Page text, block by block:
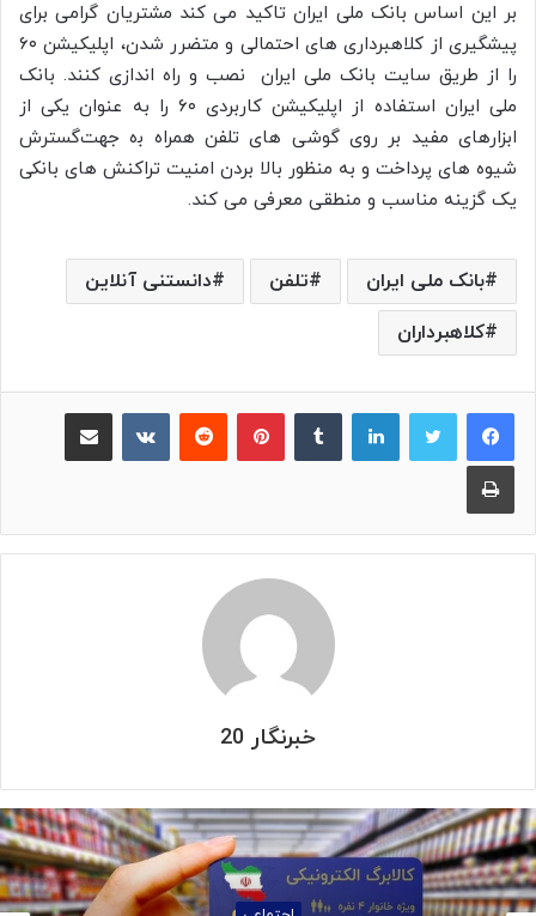
بر این اساس بانک ملی ایران تاکید می کند مشتریان گرامی برای
پیشگیری از کلاهبرداری های احتمالی و متضرر شدن، اپلیکیشن ۶۰
را از طریق سایت بانک ملی ایران نصب و راه اندازی کنند. بانک
ملی ایران اﺳﺘﻔﺎده از اپلیکیشن ﮐﺎرﺑﺮدی ۶۰ را ﺑﻪ ﻋﻨﻮان ﯾﮑﯽ از
اﺑﺰارﻫﺎی ﻣﻔﯿﺪ ﺑﺮ روی ﮔﻮﺷﯽ ﻫﺎی ﺗﻠﻔﻦ همراه ﺑه جهتﮔﺴﺘﺮش
ﺷﯿﻮه ﻫﺎی ﭘﺮداﺧﺖ و به منظور ﺑﺎﻻ ﺑﺮدن اﻣﻨﯿﺖ تراکنش های ﺑﺎﻧﮑﯽ
ﯾﮏ ﮔﺰﯾﻨﻪ ﻣﻨﺎﺳﺐ و ﻣﻨﻄﻘﯽ معرفی می کند.
بانک ملی ایران تلفن
دانستنی آنلاین
کلاهبرداران
لینکدین پینترست ‫رددیت
چاپ
خبرنگار 20